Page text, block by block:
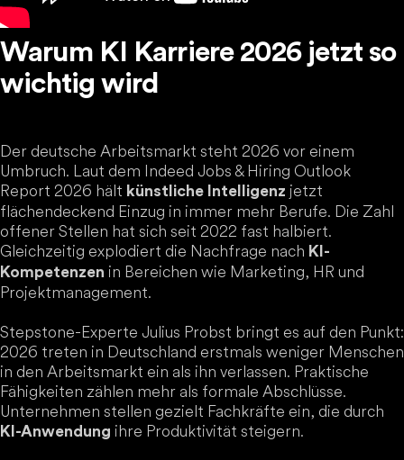
Warum KI Karriere 2026 jetzt so
wichtig wird
Der deutsche Arbeitsmarkt steht 2026 vor einem
Umbruch. Laut dem Indeed Jobs & Hiring Outlook
Report 2026 hält künstliche Intelligenz jetzt
flächendeckend Einzug in immer mehr Berufe. Die Zahl
offener Stellen hat sich seit 2022 fast halbiert.
Gleichzeitig explodiert die Nachfrage nach KI-
Kompetenzen in Bereichen wie Marketing, HR und
Projektmanagement.
Stepstone-Experte Julius Probst bringt es auf den Punkt:
2026 treten in Deutschland erstmals weniger Menschen
in den Arbeitsmarkt ein als ihn verlassen. Praktische
Fähigkeiten zählen mehr als formale Abschlüsse.
Unternehmen stellen gezielt Fachkräfte ein, die durch
KI-Anwendung ihre Produktivität steigern.